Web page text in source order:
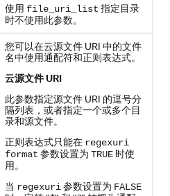
使用 file_uri_list 指定目录
时不使用此参数。
您可以在云源文件 URI 中的文件
名中使用通配符和正则表达式。
云源文件 URI
此参数指定源文件 URI 的逗号分
隔列表，或者指定一个或多个目
录和源文件。
正则表达式只能在 regexuri
format 参数设置为 TRUE 时使
用。
当 regexuri参数设置为 FALSE